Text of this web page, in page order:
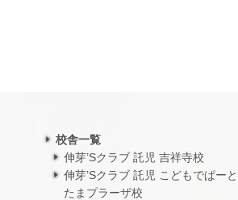
校舎一覧
伸芽’Sクラブ 託児 吉祥寺校
伸芽’Sクラブ 託児 こどもでぱーと
たまプラーザ校